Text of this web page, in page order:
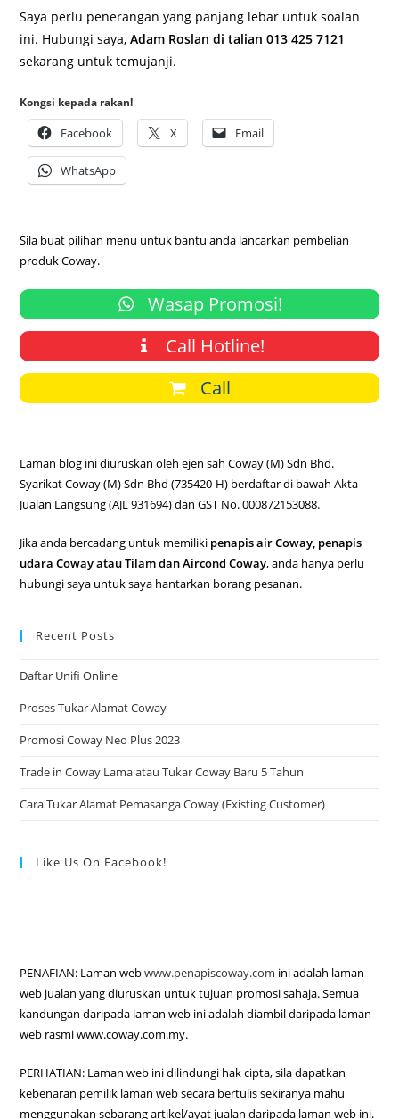
Saya perlu penerangan yang panjang lebar untuk soalan
ini. Hubungi saya,Adam Roslan di talian 013 425 7121
sekarang untuk temujanji.
Kongsi kepada rakan!
Facebook X Email
WhatsApp
Sila buat pilihan menu untuk bantu anda lancarkan pembelian
produk Coway.
Wasap Promosi!
Call Hotline!
Call
Laman blog ini diuruskan oleh ejen sah Coway (M) Sdn Bhd.
Syarikat Coway (M) Sdn Bhd (735420-H) berdaftar di bawah Akta
Jualan Langsung (AJL 931694) dan GST No. 000872153088.
Jika anda bercadang untuk memiliki penapis air Coway, penapis
udara Coway atau Tilam dan Aircond Coway, anda hanya perlu
hubungi saya untuk saya hantarkan borang pesanan.
Recent Posts
Daftar Unifi Online
Proses Tukar Alamat Coway
Promosi Coway Neo Plus 2023
Trade in Coway Lama atau Tukar Coway Baru 5 Tahun
Cara Tukar Alamat Pemasanga Coway (Existing Customer)
Like Us On Facebook!
PENAFIAN: Laman webwww.penapiscoway.com ini adalah laman
web jualan yang diuruskan untuk tujuan promosi sahaja. Semua
kandungan daripada laman web ini adalah diambil daripada laman
web rasmi www.coway.com.my.
PERHATIAN: Laman web ini dilindungi hak cipta, sila dapatkan
kebenaran pemilik laman web secara bertulis sekiranya mahu
menggunakan sebarang artikel/ayat jualan daripada laman web ini.